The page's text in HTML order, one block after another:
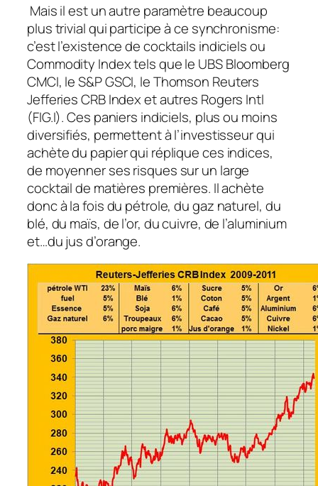
Mais il est un autre paramètre beaucoup
plus trivial qui participe à ce synchronisme:
c’est l’existence de cocktails indiciels ou
Commodity Index tels que le UBS Bloomberg
CMCI, le S&P GSCI, le Thomson Reuters
Jefferies CRB Index et autres Rogers Intl
(FIG.I). Ces paniers indiciels, plus ou moins
diversifiés, permettent à l’investisseur qui
achète du papier qui réplique ces indices,
de moyenner ses risques sur un large
cocktail de matières premières. Il achète
donc à la fois du pétrole, du gaz naturel, du
blé, du maïs, de l’or, du cuivre, de l’aluminium
et…du jus d’orange.